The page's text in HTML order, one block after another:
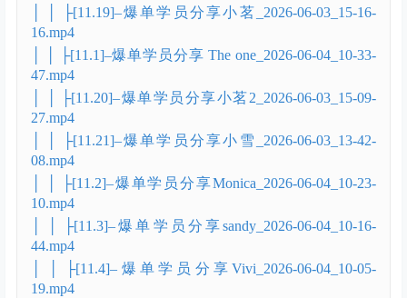
│ │ ├[11.19]–爆单学员分享小茗_2026-06-03_15-16-
16.mp4
│ │ ├[11.1]–爆单学员分享 The one_2026-06-04_10-33-
47.mp4
│ │ ├[11.20]–爆单学员分享小茗2_2026-06-03_15-09-
27.mp4
│ │ ├[11.21]–爆单学员分享小雪_2026-06-03_13-42-
08.mp4
│ │ ├[11.2]–爆单学员分享Monica_2026-06-04_10-23-
10.mp4
│ │ ├[11.3]–爆单学员分享sandy_2026-06-04_10-16-
44.mp4
│ │ ├[11.4]–爆单学员分享Vivi_2026-06-04_10-05-
19.mp4